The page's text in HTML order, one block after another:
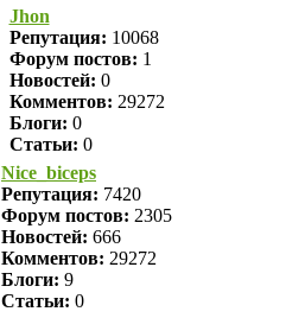
Jhon
Репутация: 10068
Форум постов: 1
Новостей: 0
Комментов: 29272
Блоги: 0
Статьи: 0
Nice_biceps
Репутация: 7420
Форум постов: 2305
Новостей: 666
Комментов: 29272
Блоги: 9
Статьи: 0